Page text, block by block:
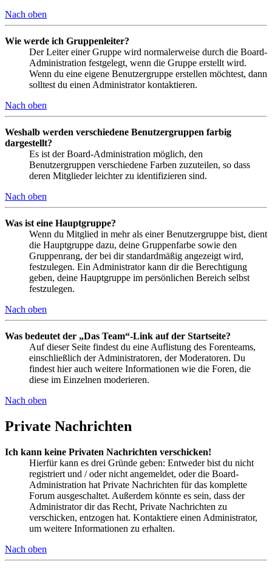
Nach oben
Wie werde ich Gruppenleiter?
Der Leiter einer Gruppe wird normalerweise durch die Board-
Administration festgelegt, wenn die Gruppe erstellt wird.
Wenn du eine eigene Benutzergruppe erstellen möchtest, dann
solltest du einen Administrator kontaktieren.
Nach oben
Weshalb werden verschiedene Benutzergruppen farbig
dargestellt?
Es ist der Board-Administration möglich, den
Benutzergruppen verschiedene Farben zuzuteilen, so dass
deren Mitglieder leichter zu identifizieren sind.
Nach oben
Was ist eine Hauptgruppe?
Wenn du Mitglied in mehr als einer Benutzergruppe bist, dient
die Hauptgruppe dazu, deine Gruppenfarbe sowie den
Gruppenrang, der bei dir standardmäßig angezeigt wird,
festzulegen. Ein Administrator kann dir die Berechtigung
geben, deine Hauptgruppe im persönlichen Bereich selbst
festzulegen.
Nach oben
Was bedeutet der „Das Team“-Link auf der Startseite?
Auf dieser Seite findest du eine Auflistung des Forenteams,
einschließlich der Administratoren, der Moderatoren. Du
findest hier auch weitere Informationen wie die Foren, die
diese im Einzelnen moderieren.
Nach oben
Private Nachrichten
Ich kann keine Privaten Nachrichten verschicken!
Hierfür kann es drei Gründe geben: Entweder bist du nicht
registriert und / oder nicht angemeldet, oder die Board-
Administration hat Private Nachrichten für das komplette
Forum ausgeschaltet. Außerdem könnte es sein, dass der
Administrator dir das Recht, Private Nachrichten zu
verschicken, entzogen hat. Kontaktiere einen Administrator,
um weitere Informationen zu erhalten.
Nach oben